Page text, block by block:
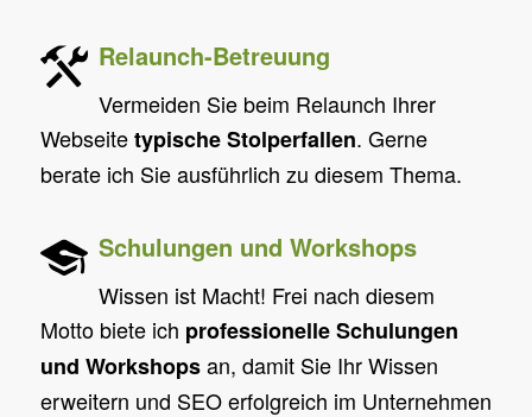
Relaunch-Betreuung
Vermeiden Sie beim Relaunch Ihrer
Webseitetypische Stolperfallen. Gerne
berate ich Sie ausführlich zu diesem Thema.
Schulungen und Workshops
Wissen ist Macht! Frei nach diesem
Motto biete ich professionelle Schulungen
und Workshopsan, damit Sie Ihr Wissen
erweitern und SEO erfolgreich im Unternehmen